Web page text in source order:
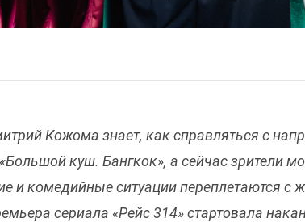
Кожома знает, как справляться с
куш. Бангкок», а сейчас зрители
и комедийные ситуации переплетаются с
сериала «Рейс 314» стартовала